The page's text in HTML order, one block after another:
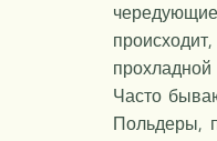
Часто
Польдеры,